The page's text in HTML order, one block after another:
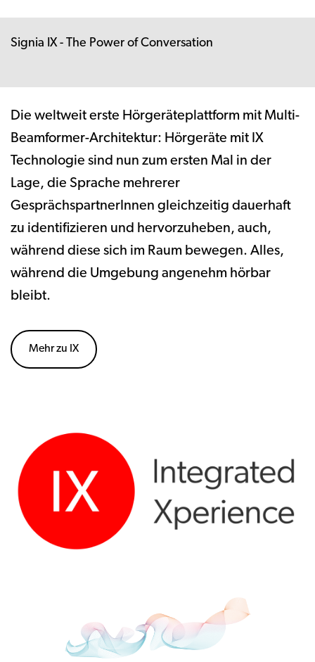
Signia IX - The Power of Conversation
Die weltweit erste Hörgeräteplattform mit Multi-
Beamformer-Architektur: Hörgeräte mit IX
Technologie sind nun zum ersten Mal in der
Lage, die Sprache mehrerer
GesprächspartnerInnen gleichzeitig dauerhaft
zu identifizieren und hervorzuheben, auch,
während diese sich im Raum bewegen. Alles,
während die Umgebung angenehm hörbar
bleibt.
Mehr zu IX